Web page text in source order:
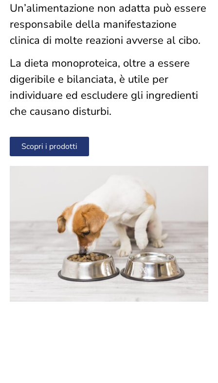
Un’alimentazione non adatta può essere
responsabile della manifestazione
clinica di molte reazioni avverse al cibo.
La dieta monoproteica, oltre a essere
digeribile e bilanciata, è utile per
individuare ed escludere gli ingredienti
che causano disturbi.
Scopri i prodotti